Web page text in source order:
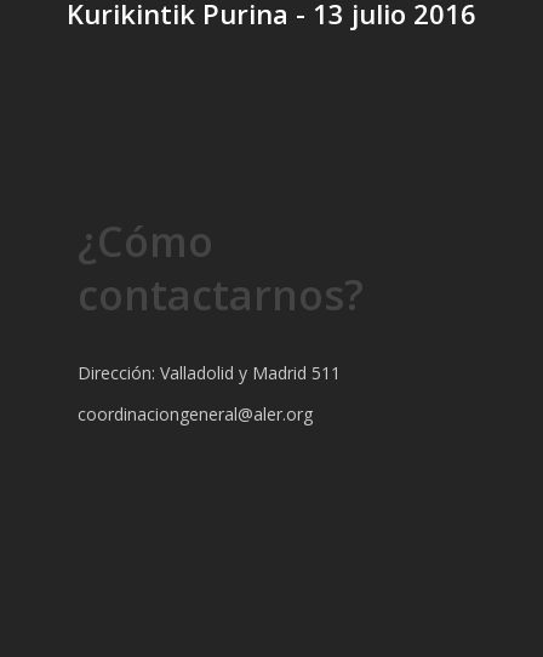
Kurikintik Purina - 13 julio 2016
¿Cómo
contactarnos?
Dirección: Valladolid y Madrid 511
coordinaciongeneral@aler.org